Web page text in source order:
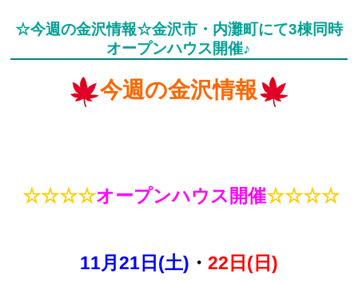
☆今週の金沢情報☆金沢市・内灘町にて3棟同時
オープンハウス開催♪
今週の金沢情報
☆☆☆☆オープンハウス開催☆☆☆☆
11月21日(土) ・ 22 日(日)